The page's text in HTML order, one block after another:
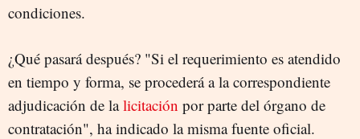
condiciones.
¿Qué pasará después? "Si el requerimiento es atendido
en tiempo y forma, se procederá a la correspondiente
adjudicación de lalicitación por parte del órgano de
contratación", ha indicado la misma fuente oficial.